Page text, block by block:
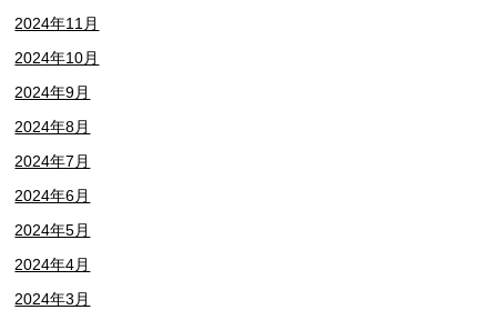
2024年11月
2024年10月
2024年9月
2024年8月
2024年7月
2024年6月
2024年5月
2024年4月
2024年3月